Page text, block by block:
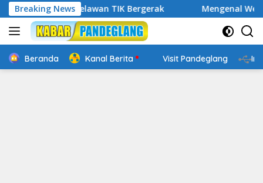
Langsung
ke
konten
Breaking News
Relawan TIK Bergerak Mengenal Website Resmi
Beranda Kanal Berita Visit Pandeglang